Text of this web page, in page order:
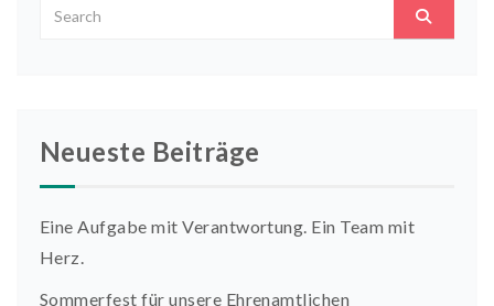
Neueste Beiträge
Eine Aufgabe mit Verantwortung. Ein Team mit
Herz.
Sommerfest für unsere Ehrenamtlichen